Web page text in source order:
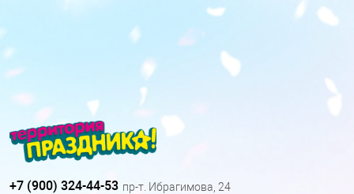
+7 (900) 324-44-53 пр-т. Ибрагимова, 24